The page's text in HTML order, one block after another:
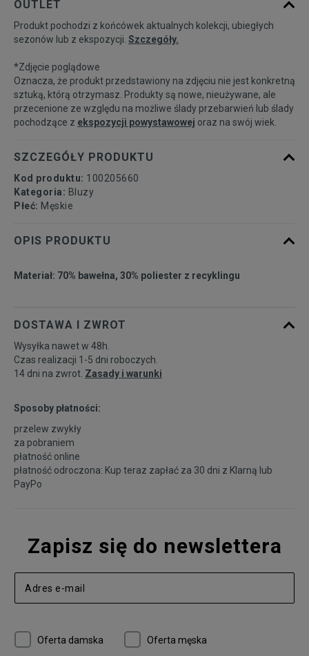
Powiadom o
L
Powiadom o
dostępności
dostępności
OUTLET
Produkt pochodzi z końcówek aktualnych kolekcji, ubiegłych
sezonów lub z ekspozycji. Szczegóły.
*Zdjęcie poglądowe
Oznacza, że produkt przedstawiony na zdjęciu nie jest konkretną
sztuką, którą otrzymasz. Produkty są nowe, nieużywane, ale
przecenione ze względu na możliwe ślady przebarwień lub ślady
pochodzące z ekspozycji powystawowej oraz na swój wiek.
SZCZEGÓŁY PRODUKTU
Kod produktu: 100205660
Kategoria: Bluzy
Płeć: Męskie
OPIS PRODUKTU
Materiał: 70% bawełna, 30% poliester z recyklingu
DOSTAWA I ZWROT
Wysyłka nawet w 48h.
Czas realizacji 1-5 dni roboczych.
14 dni na zwrot. Zasady i warunki
Sposoby płatności:
przelew zwykły
za pobraniem
płatność online
płatność odroczona: Kup teraz zapłać za 30 dni z Klarną lub
PayPo
Zapisz się do newslettera
Oferta damska Oferta męska